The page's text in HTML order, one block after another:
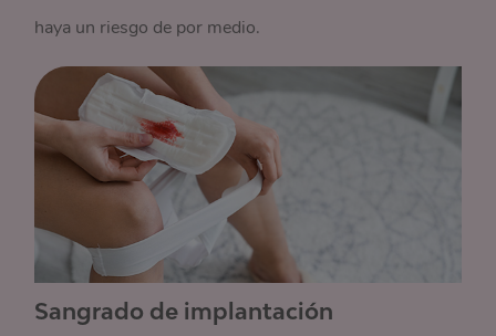
haya un riesgo de por medio.
Sangrado de implantación